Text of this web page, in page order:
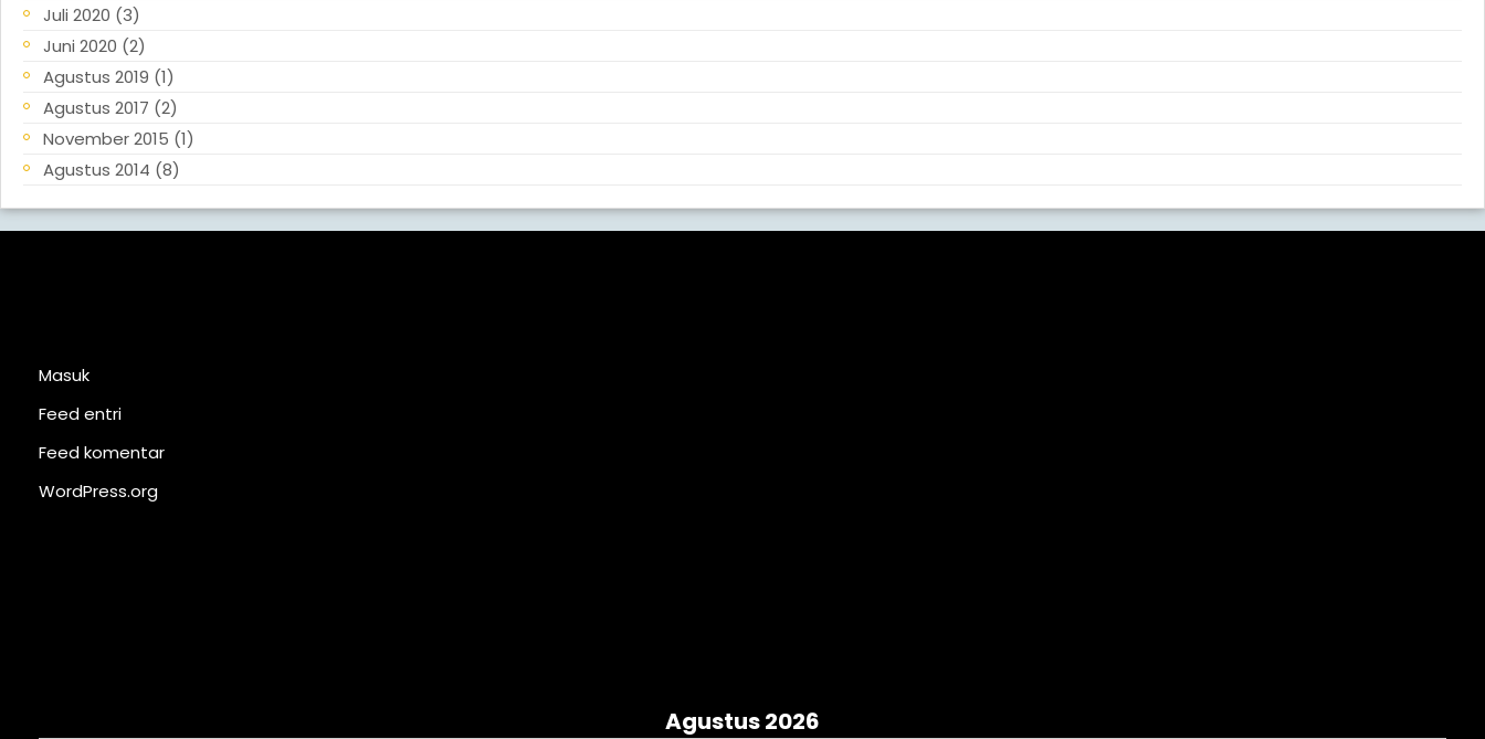
Juli 2020 (3)
Juni 2020 (2)
Agustus 2019 (1)
Agustus 2017 (2)
November 2015 (1)
Agustus 2014 (8)
Masuk
Feed entri
Feed komentar
WordPress.org
Agustus 2026